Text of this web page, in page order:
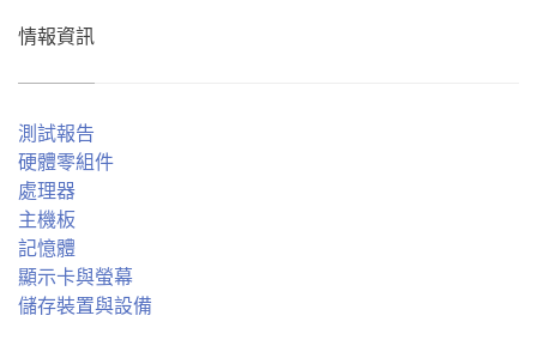
情報資訊
測試報告
硬體零組件
處理器
主機板
記憶體
顯示卡與螢幕
儲存裝置與設備